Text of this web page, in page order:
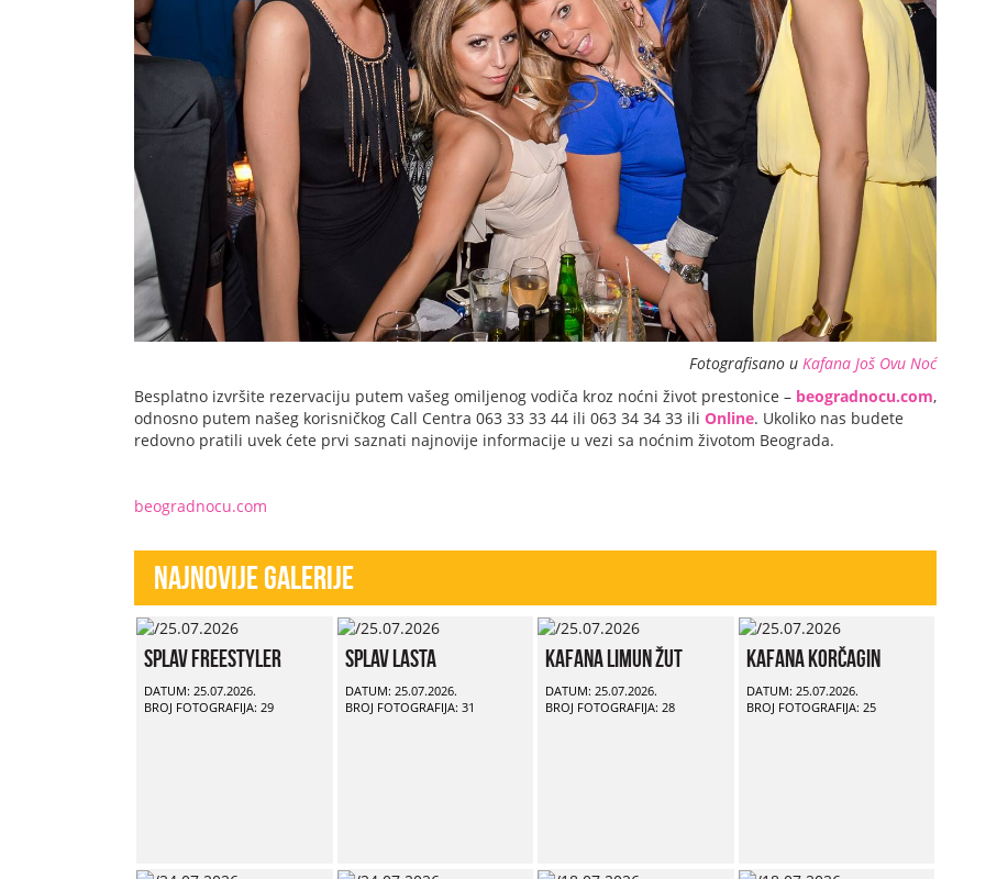
Fotografisano u Kafana Još Ovu Noć
Besplatno izvršite rezervaciju putem vašeg omiljenog vodiča kroz noćni život prestonice – beogradnocu.com,
odnosno putem našeg korisničkog Call Centra 063 33 33 44 ili 063 34 34 33 ili Online. Ukoliko nas budete
redovno pratili uvek ćete prvi saznati najnovije informacije u vezi sa noćnim životom Beograda.
beogradnocu.com
Najnovije Galerije
Splav Freestyler
DATUM: 25.07.2026.
BROJ FOTOGRAFIJA: 29
Splav Lasta
DATUM: 25.07.2026.
BROJ FOTOGRAFIJA: 31
Kafana Limun Žut
DATUM: 25.07.2026.
BROJ FOTOGRAFIJA: 28
Kafana Korčagin
DATUM: 25.07.2026.
BROJ FOTOGRAFIJA: 25